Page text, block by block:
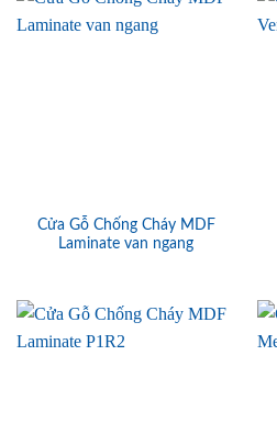
Cửa Gỗ Chống Cháy MDF
Laminate van ngang